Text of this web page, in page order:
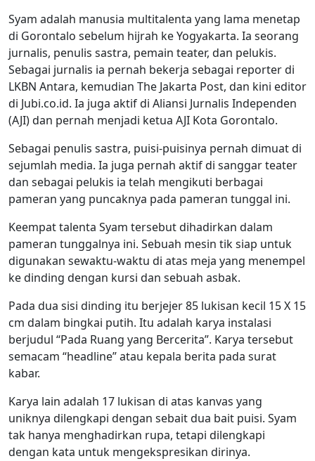
Syam adalah manusia multitalenta yang lama menetap
di Gorontalo sebelum hijrah ke Yogyakarta. Ia seorang
jurnalis, penulis sastra, pemain teater, dan pelukis.
Sebagai jurnalis ia pernah bekerja sebagai reporter di
LKBN Antara, kemudian The Jakarta Post, dan kini editor
di Jubi.co.id. Ia juga aktif di Aliansi Jurnalis Independen
(AJI) dan pernah menjadi ketua AJI Kota Gorontalo.
Sebagai penulis sastra, puisi-puisinya pernah dimuat di
sejumlah media. Ia juga pernah aktif di sanggar teater
dan sebagai pelukis ia telah mengikuti berbagai
pameran yang puncaknya pada pameran tunggal ini.
Keempat talenta Syam tersebut dihadirkan dalam
pameran tunggalnya ini. Sebuah mesin tik siap untuk
digunakan sewaktu-waktu di atas meja yang menempel
ke dinding dengan kursi dan sebuah asbak.
Pada dua sisi dinding itu berjejer 85 lukisan kecil 15 X 15
cm dalam bingkai putih. Itu adalah karya instalasi
berjudul “Pada Ruang yang Bercerita”. Karya tersebut
semacam “headline” atau kepala berita pada surat
kabar.
Karya lain adalah 17 lukisan di atas kanvas yang
uniknya dilengkapi dengan sebait dua bait puisi. Syam
tak hanya menghadirkan rupa, tetapi dilengkapi
dengan kata untuk mengekspresikan dirinya.